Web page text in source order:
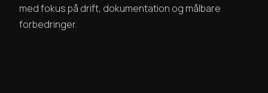
med fokus på drift, dokumentation og målbare
forbedringer.